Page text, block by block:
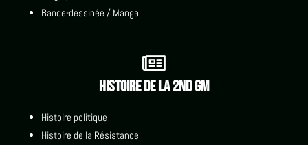
Bande-dessinée / Manga

Histoire de la 2nd GM
Histoire politique
Histoire de la Résistance